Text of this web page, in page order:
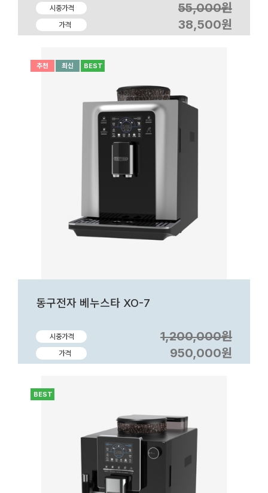
시중가격 55,000원
가격 38,500원
동구전자 베누스타 XO-7
시중가격 1,200,000원
가격 950,000원
추천 최신 BEST
BEST